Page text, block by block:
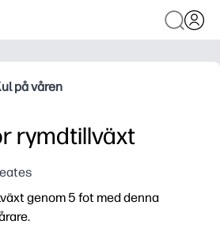
på våren
rymdtillväxt
genom 5 fot med denna